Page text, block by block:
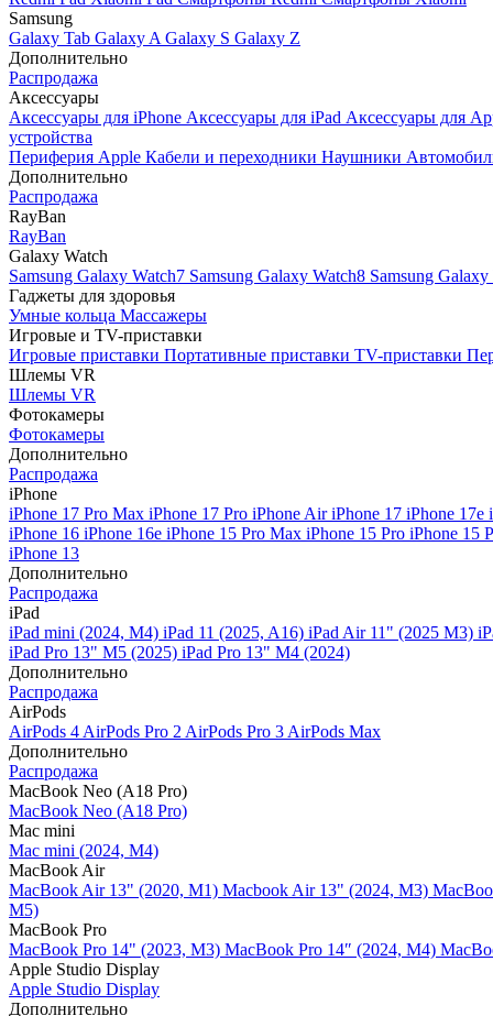
Samsung
Galaxy Tab Galaxy A Galaxy S Galaxy Z
Дополнительно
Распродажа
Аксессуары
Аксессуары для iPhone Аксессуары для iPad Аксессуары для
устройства
Периферия Apple Кабели и переходники Наушники
Дополнительно
Распродажа
RayBan
RayBan
Galaxy Watch
Samsung Galaxy Watch7 Samsung Galaxy Watch8 Samsung
Гаджеты для здоровья
Умные кольца Массажеры
Игровые и TV-приставки
Игровые приставки Портативные приставки TV-приставки
Шлемы VR
Шлемы VR
Фотокамеры
Фотокамеры
Дополнительно
Распродажа
iPhone
iPhone 17 Pro Max iPhone 17 Pro iPhone AiriPhone 17 iPhone 17e
iPhone 16 iPhone 16e iPhone 15 Pro Max iPhone 15 Pro iPhone 15
iPhone 13
Дополнительно
Распродажа
iPad
iPad mini (2024, M4) iPad 11 (2025, A16) iPad Air 11" (2025 M3)
iPad Pro 13" M5 (2025) iPad Pro 13" M4 (2024)
Дополнительно
Распродажа
AirPods
AirPods 4 AirPods Pro 2 AirPods Pro 3 AirPods Max
Дополнительно
Распродажа
MacBook Neo (A18 Pro)
MacBook Neo (A18 Pro)
Mac mini
Mac mini (2024, M4)
MacBook Air
MacBook Air 13" (2020, M1) Macbook Air 13" (2024, M3)
M5)
MacBook Pro
MacBook Pro 14" (2023, M3) MacBook Pro 14″ (2024, M4)
Apple Studio Display
Apple Studio Display
Дополнительно